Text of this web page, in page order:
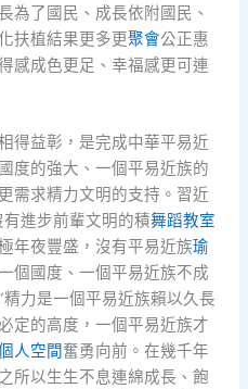
為了國民、成長依附國民、
扶植結果更多更聚會公正惠
感成色更足、幸福感更可連
得益彰，是完成中華平易近
度的強大、一個平易近族的
需求精力文明的支持。習近
有進步前輩文明的積舞蹈教室
年夜豐盛，沒有平易近族瑜
個國度、一個平易近族不成
力是一個平易近族賴以久長
定的高度，一個平易近族才
人空間奮勇向前。在幾千年
所以生生不息連綿成長、飽